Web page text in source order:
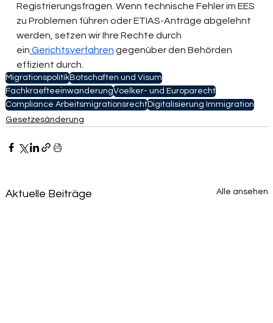
Registrierungsfragen. Wenn technische Fehler im EES
zu Problemen führen oder ETIAS-Anträge abgelehnt
werden, setzen wir Ihre Rechte durch
ein Gerichtsverfahren gegenüber den Behörden
effizient durch.
MigrationspolitikBotschaften und Visum
FachkraefteeinwanderungVoelker- und Europarecht
Compliance ArbeitsmigrationsrechtDigitalisierung Immigration
Gesetzesänderung
Aktuelle Beiträge Alle ansehen